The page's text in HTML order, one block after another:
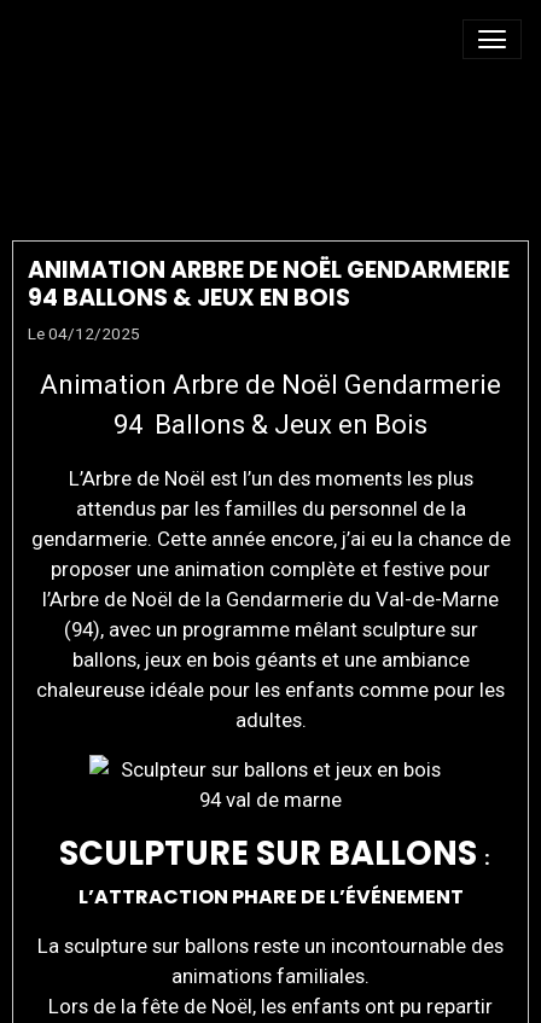
ANIMATION ARBRE DE NOËL GENDARMERIE
94 BALLONS & JEUX EN BOIS
Le 04/12/2025
Animation Arbre de Noël Gendarmerie
94 Ballons & Jeux en Bois
L’Arbre de Noël est l’un des moments les plus
attendus par les familles du personnel de la
gendarmerie. Cette année encore, j’ai eu la chance de
proposer une animation complète et festive pour
l’Arbre de Noël de la Gendarmerie du Val-de-Marne
(94), avec un programme mêlant sculpture sur
ballons, jeux en bois géants et une ambiance
chaleureuse idéale pour les enfants comme pour les
adultes.
SCULPTURE SUR BALLONS :
L’ATTRACTION PHARE DE L’ÉVÉNEMENT
La sculpture sur ballons reste un incontournable des
animations familiales.
Lors de la fête de Noël, les enfants ont pu repartir